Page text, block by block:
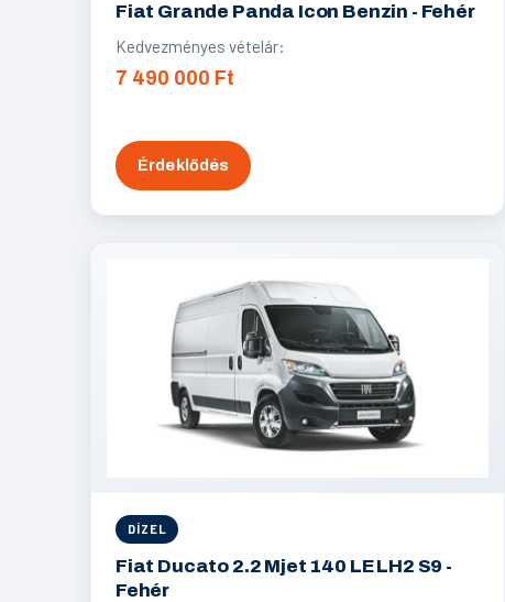
Fiat Grande Panda Icon Benzin - Fehér
Kedvezményes vételár:
7 490 000 Ft
Érdeklődés
DÍZEL
Fiat Ducato 2.2 Mjet 140 LE LH2 S9 -
Fehér